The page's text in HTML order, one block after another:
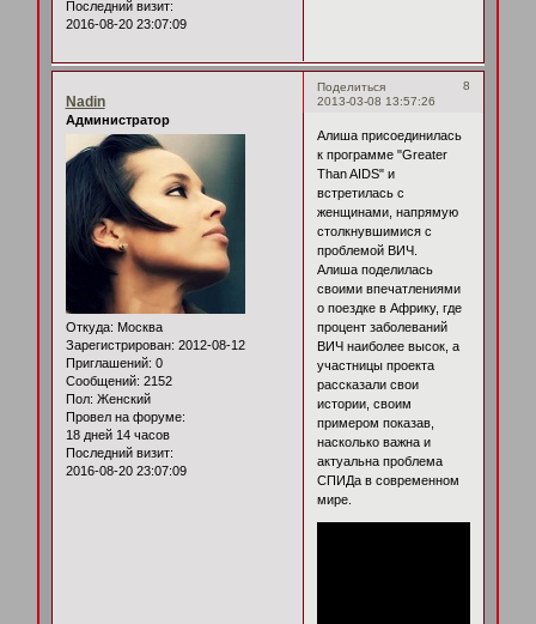
Последний визит:
2016-08-20 23:07:09
Поделиться
8
2013-03-08 13:57:26
Nadin
Администратор
Откуда: Москва
Зарегистрирован: 2012-08-12
Приглашений: 0
Сообщений: 2152
Пол: Женский
Провел на форуме:
18 дней 14 часов
Последний визит:
2016-08-20 23:07:09
Алиша присоединилась
к программе "Greater
Than AIDS" и
встретилась с
женщинами, напрямую
столкнувшимися с
проблемой ВИЧ.
Алиша поделилась
своими впечатлениями
о поездке в Африку, где
процент заболеваний
ВИЧ наиболее высок, а
участницы проекта
рассказали свои
истории, своим
примером показав,
насколько важна и
актуальна проблема
СПИДа в современном
мире.